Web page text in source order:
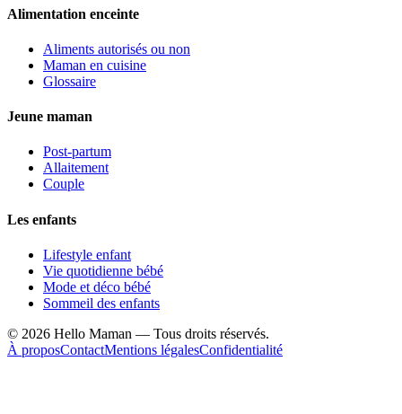
Alimentation enceinte
Aliments autorisés ou non
Maman en cuisine
Glossaire
Jeune maman
Post-partum
Allaitement
Couple
Les enfants
Lifestyle enfant
Vie quotidienne bébé
Mode et déco bébé
Sommeil des enfants
© 2026 Hello Maman — Tous droits réservés.
À proposContactMentions légalesConfidentialité